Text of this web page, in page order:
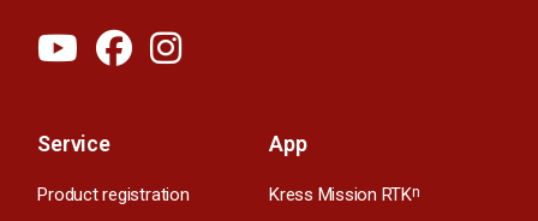
Service
Product registration
App
Kress Mission RTKn